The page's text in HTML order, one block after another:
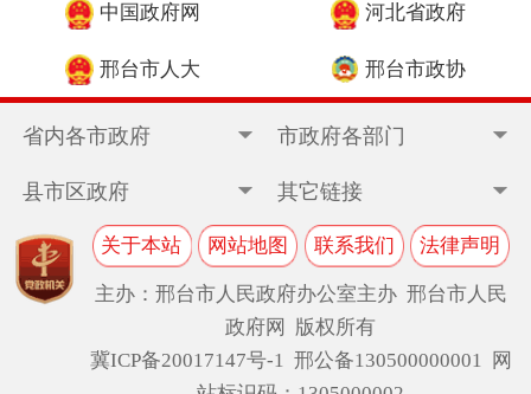
中国政府网 河北省政府
邢台市人大 邢台市政协
省内各市政府 市政府各部门
县市区政府 其它链接
关于本站 网站地图 联系我们 法律声明
主办：邢台市人民政府办公室主办 邢台市人民
政府网 版权所有
冀ICP备20017147号-1 邢公备130500000001 网